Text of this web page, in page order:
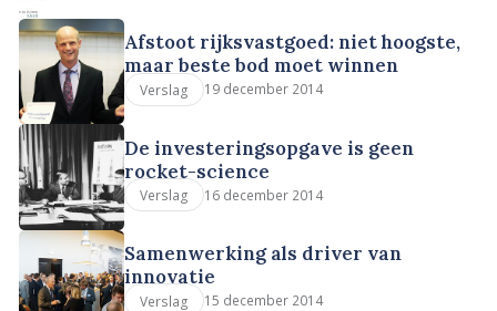
Afstoot rijksvastgoed: niet hoogste,
maar beste bod moet winnen
Verslag 19 december 2014
De investeringsopgave is geen
rocket-science
Verslag 16 december 2014
Samenwerking als driver van
innovatie
Verslag 15 december 2014